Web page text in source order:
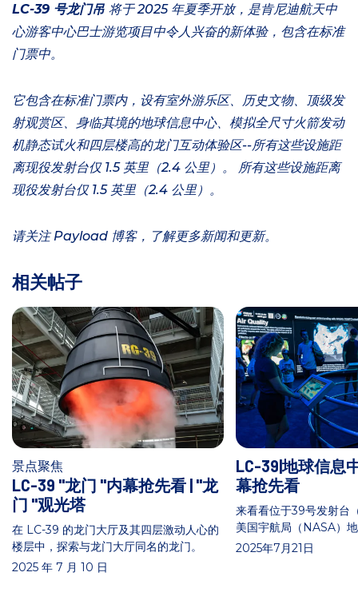
LC-39 号龙门吊 将于 2025 年夏季开放，是肯尼迪航天中
心游客中心巴士游览项目中令人兴奋的新体验，包含在标准
门票中。
它包含在标准门票内，设有室外游乐区、历史文物、顶级发
射观赏区、身临其境的地球信息中心、模拟全尺寸火箭发动
机静态试火和四层楼高的龙门互动体验区--所有这些设施距
离现役发射台仅 1.5 英里（2.4 公里）。 所有这些设施距离
现役发射台仅 1.5 英里（2.4 公里）。
请关注 Payload 博客，了解更多新闻和更新。
相关帖子
景点聚焦
LC-39 "龙门 "内幕抢先看 | "龙
门 "观光塔
在 LC-39 的龙门大厅及其四层激动人心的
楼层中，探索与龙门大厅同名的龙门。
2025 年 7 月 10 日
LC-39|地球信息
幕抢先看
来看看位于39号发射台
美国宇航局（NASA）
2025年7月21日